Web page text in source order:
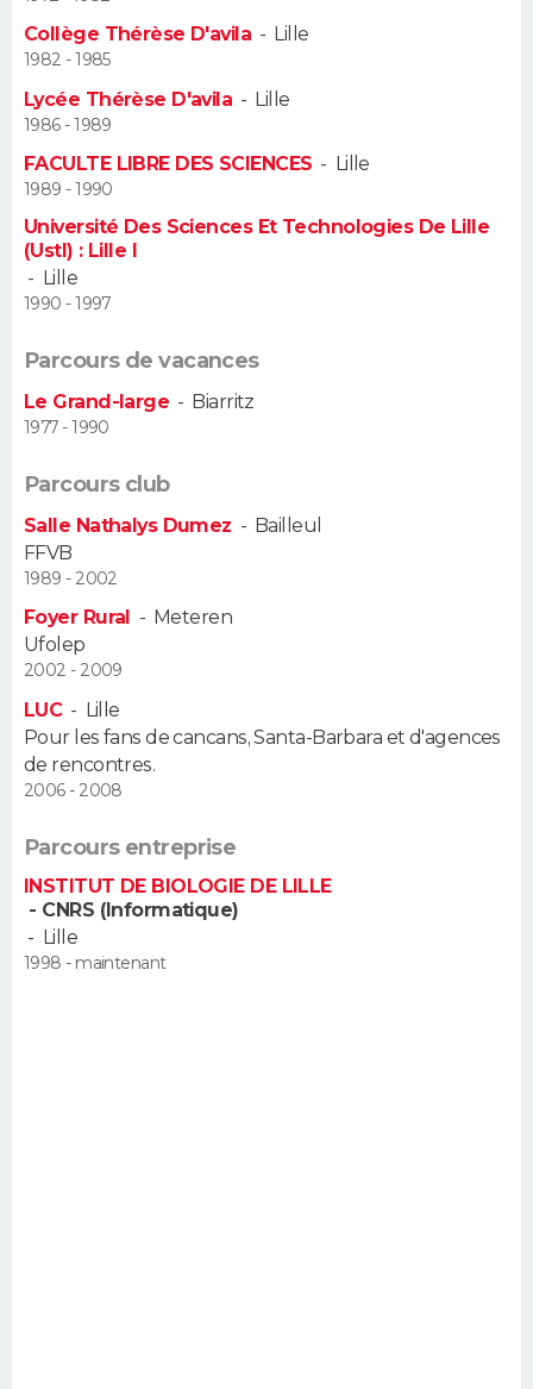
Alimentation
Guide de la santé
Maladies
Médicaments
Sommeil
VOYAGE
Destinations
City break
Voyage nature
Voyage de noces
Forum
Climat
+
PHOTO
GUIDES D'ACHAT
BONS PLANS
CARTE DE VOEUX
S'inscrire
Se connecter
Lycées
Collèges
Primaires
Universités
Entreprises
Service militaire
Avis de recherche
FORUM
Collège Thérèse D'avila - Lille
1982 - 1985
Lycée Thérèse D'avila - Lille
1986 - 1989
FACULTE LIBRE DES SCIENCES - Lille
1989 - 1990
Université Des Sciences Et Technologies De Lille
(Ustl) : Lille I
- Lille
1990 - 1997
Parcours de vacances
Le Grand-large - Biarritz
1977 - 1990
Parcours club
Salle Nathalys Dumez - Bailleul
FFVB
1989 - 2002
Foyer Rural - Meteren
Ufolep
2002 - 2009
LUC- Lille
Pour les fans de cancans, Santa-Barbara et d'agences
de rencontres.
2006 - 2008
Parcours entreprise
INSTITUT DE BIOLOGIE DE LILLE
- CNRS (Informatique)
- Lille
1998 - maintenant